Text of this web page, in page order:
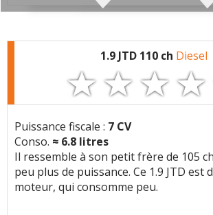
Commenter cet avis
(Votre post sera visible sous le
après validation)
Tous les autresavis >>
moteur anémique.
Couple moteur qui arrive tôt (1600t/
une consommation réduite.
Caractéristiques techniques:
Moteur :
4 cylindres(1910 cc)
Moteur: 1.9 jtd 105 JTD
Performances:105 ch a 4000 tr/
1.9 JTD 110 ch Diesel
Puissance fiscale : 7 CV
Conso. ≈ 6.8 litres
Il ressemble à son petit frère de 105
peu plus de puissance. Ce 1.9 JTD est
moteur, qui consomme peu.